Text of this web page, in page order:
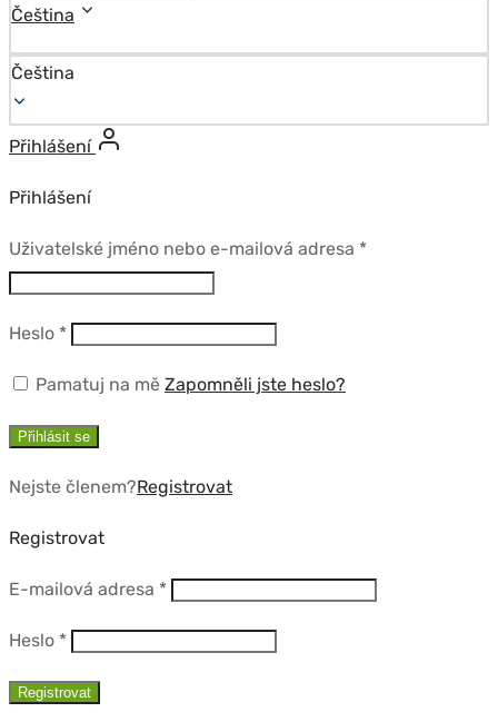
Čeština
Čeština
Přihlášení
Přihlášení
Uživatelské jméno nebo e-mailová adresa *Povinné
Heslo *Povinné
Pamatuj na mě Zapomněli jste heslo?
Přihlásit se
Nejste členem?Registrovat
Registrovat
E-mailová adresa *Povinné
Heslo *Povinné
Registrovat